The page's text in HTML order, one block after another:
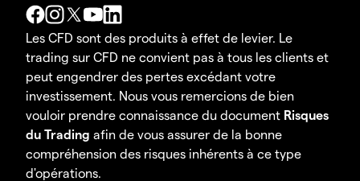
Les CFD sont des produits à effet de levier. Le
trading sur CFD ne convient pas à tous les clients et
peut engendrer des pertes excédant votre
investissement. Nous vous remercions de bien
vouloir prendre connaissance du document Risques
du Trading afin de vous assurer de la bonne
compréhension des risques inhérents à ce type
d'opérations.